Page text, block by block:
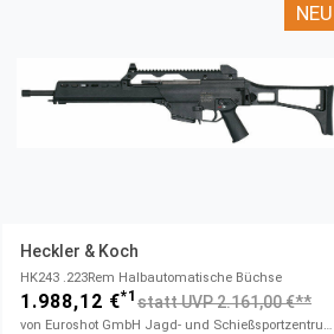
NEU
Heckler & Koch
HK243​ .223Rem Halbautomatische Büchse
1.988,12 €*1 statt UVP 2.161,00 €**
von Euroshot GmbH Jagd- und Schießsportzentrum